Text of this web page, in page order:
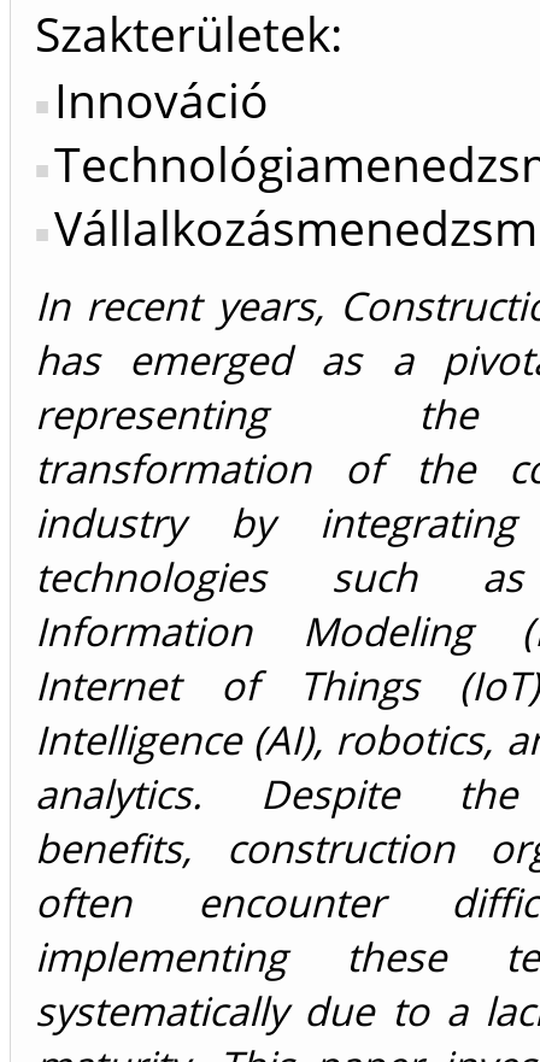
Szakterületek:
Innováció
In recent years,
has emerged as a
representing
transformation of the
industry by integrating
technologies such
Information Modeling
Internet of Things
Intelligence (AI), robotics,
analytics. Despite
benefits, construction
often encounter
implementing these
systematically due to a